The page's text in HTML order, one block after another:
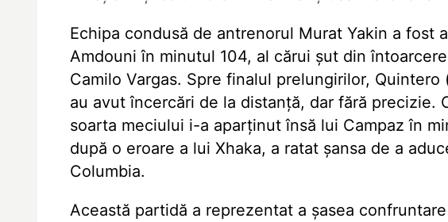
Echipa condusă de antrenorul Murat Yakin a fost
Amdouni în minutul 104, al cărui șut din
Camilo Vargas. Spre finalul prelungirilor, Quintero
au avut încercări de la distanță, dar fără precizie.
soarta meciului i-a aparținut însă lui Campaz în
după o eroare a lui Xhaka, a ratat șansa de a
Columbia.
Această partidă a reprezentat a șasea